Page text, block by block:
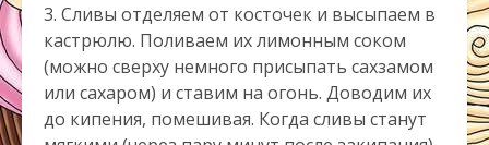
3. Сливы отделяем от косточек и высыпаем в
кастрюлю. Поливаем их лимонным соком
(можно сверху немного присыпать сахзамом
или сахаром) и ставим на огонь. Доводим их
до кипения, помешивая. Когда сливы станут